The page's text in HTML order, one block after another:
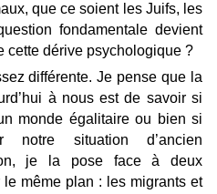
que ce soient les Juifs, les
fondamentale devient
cette dérive psychologique ?
différente. Je pense que la
à nous est de savoir si
monde égalitaire ou bien si
notre situation d’ancien
je la pose face à deux
même plan : les migrants et